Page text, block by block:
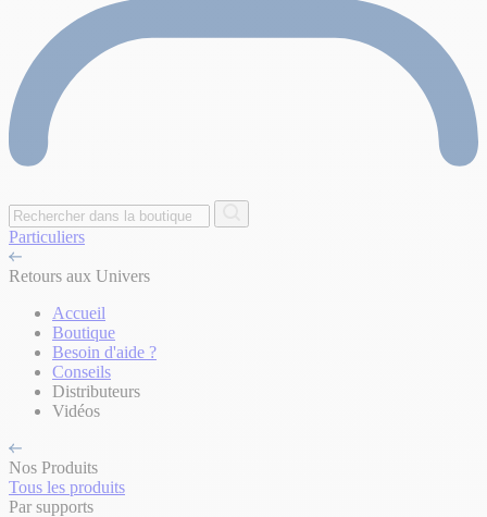
Particuliers
Retours aux Univers
Accueil
Boutique
Besoin d'aide ?
Conseils
Distributeurs
Vidéos
Nos Produits
Tous les produits
Par supports